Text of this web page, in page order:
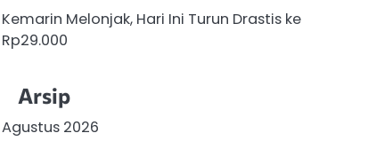
Kemarin Melonjak, Hari Ini Turun Drastis ke
Rp29.000
Arsip
Agustus 2026